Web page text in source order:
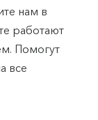
нам в
работают
Помогут
все